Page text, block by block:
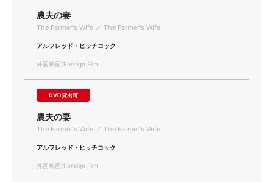
農夫の妻
The Farmer's Wife ／ The Farmer's Wife
アルフレッド・ヒッチコック
外国映画/Foreign Film
DVD貸出可
農夫の妻
The Farmer's Wife ／ The Farmer's Wife
アルフレッド・ヒッチコック
外国映画/Foreign Film